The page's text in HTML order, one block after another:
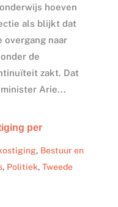
hoeven
als blijkt dat
overgang naar
de
zakt. Dat
Arie...
per
, Bestuur en
, Politiek, Tweede